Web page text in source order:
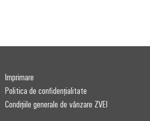
Imprimare
Politica de confidențialitate
Condițiile generale de vânzare ZVEI